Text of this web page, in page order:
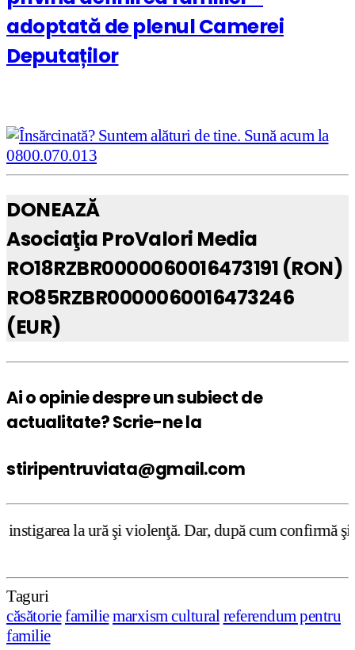
adoptată de plenul Camerei
Deputaților
DONEAZĂ
Asociaţia ProValori Media
RO18RZBR0000060016473191 (RON)
RO85RZBR0000060016473246
(EUR)
Ai o opinie despre un subiect de
actualitate? Scrie-ne la
stiripentruviata@gmail.com
şi violenţă. Dar, după cum confirmă şi CEDO în
Taguri
căsătoriefamiliemarxism cultural referendum pentru
familie